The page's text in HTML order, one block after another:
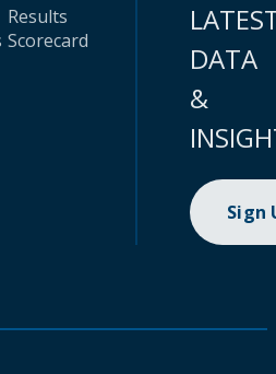
Results
Scorecard
DATA
&
Sign